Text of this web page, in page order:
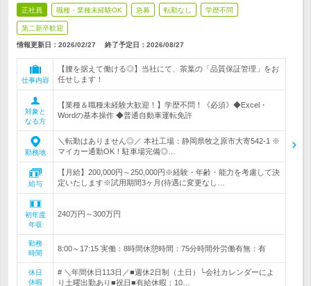
正社員 職種・業種未経験OK 急募 転勤なし 学歴不問
第二新卒歓迎
情報更新日：2026/02/27 終了予定日： 2026/08/27
仕事内容
【腰を据えて働ける◎】当社にて、茶葉の「品質保証管理」をお
任せします！
対象と
なる方
【業種＆職種未経験大歓迎！】学歴不問！《必須》◆Excel・
Wordの基本操作 ◆普通自動車運転免許
勤務地
＼転勤はありません◎／ 本社工場：静岡県牧之原市大寄542-1 ※
マイカー通勤OK！駐車場完備◎…
給与
【月給】200,000円～250,000円※経験・年齢・能力を考慮して決
定いたします※試用期間3ヶ月(待遇に変更なし…
初年度
年収
240万円～300万円
勤務
時間
8:00～17:15 実働：8時間休憩時間：75分時間外労働有無：有
休日
休暇
# ＼年間休日113日／■週休2日制（土日）└会社カレンダーによ
り土曜出勤あり■祝日■有給休暇：10…